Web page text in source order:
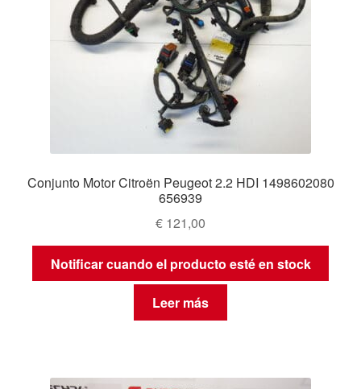
Conjunto Motor Citroën Peugeot 2.2 HDI 1498602080
656939
€ 121,00
Notificar cuando el producto esté en stock
Leer más